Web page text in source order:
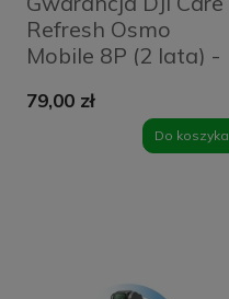
Refresh Osmo
Mobile 8P (2 lata) -
79,00 zł
Do koszyka